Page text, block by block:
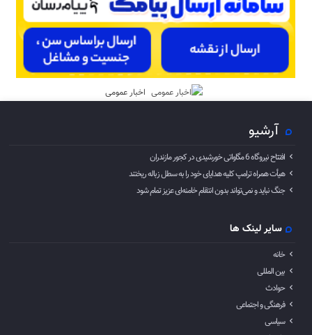
اخبار عمومی
آرشیو
افتتاح نیروگاه 6 مگاواتی خورشیدی در کجور مازندران
هیأت همراه ترامپ کلیه هدایای خود را به سطل زباله ریختند
جنگ نباید و نمی‌تواند بدون انتقام خامنه‌ای عزیز تمام شود
سایر لینک ها
خانه
بین المللی
حوادث
فرهنگی و اجتماعی
سیاسی